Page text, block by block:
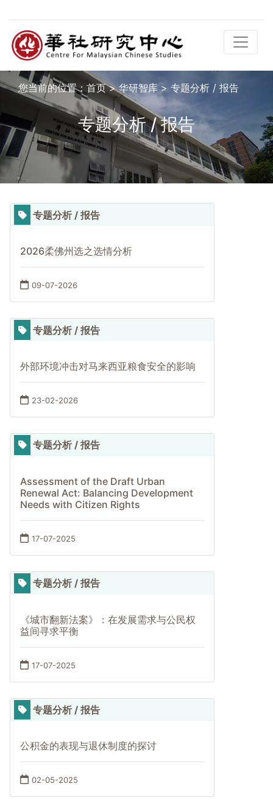
您当前的位置： 首页>华研智库 > 专题分析 / 报告
专题分析 / 报告
专题分析 / 报告
2026柔佛州选之选情分析
09-07-2026
专题分析 / 报告
外部环境冲击对马来西亚粮食安全的影响
23-02-2026
专题分析 / 报告
Assessment of the Draft Urban
Renewal Act: Balancing Development
Needs with Citizen Rights
17-07-2025
专题分析 / 报告
《城市翻新法案》：在发展需求与公民权
益间寻求平衡
17-07-2025
专题分析 / 报告
公积金的表现与退休制度的探讨
02-05-2025